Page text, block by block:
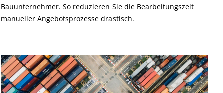
Bauunternehmer. So reduzieren Sie die Bearbeitungszeit
manueller Angebotsprozesse drastisch.